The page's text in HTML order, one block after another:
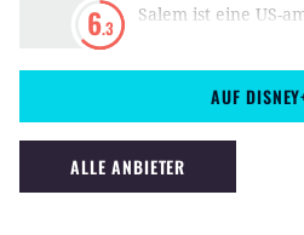
6.3
Salem ist eine US-
Die Handlung ist
angesiedelt und
vorwegnimmt – in
Massachusetts. Im
befindet sich Mary
AUF
ALLE ANBIETER